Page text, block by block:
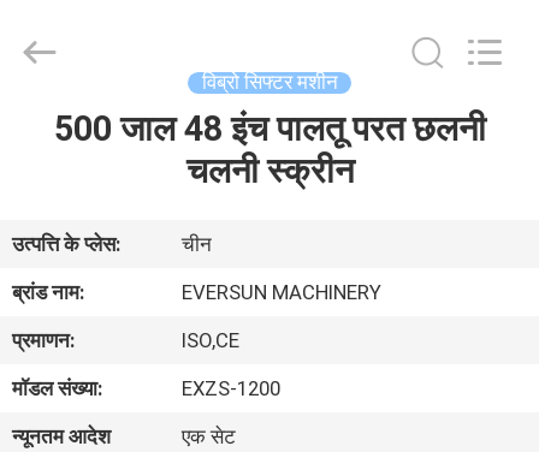
वीआर
दिखाएँ
हमारे
विब्रो सिफ्टर मशीन
500 जाल 48 इंच पालतू परत छलनी
चलनी स्क्रीन
उत्पत्ति के प्लेस:
चीन
ब्रांड नाम:
EVERSUN MACHINERY
प्रमाणन:
ISO,CE
मॉडल संख्या:
EXZS-1200
न्यूनतम आदेश
एक सेट